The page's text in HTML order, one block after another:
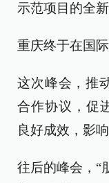
示范项目的全
重庆终于在国
这次峰会，推
合作协议，促
良好成效，影响
往后的峰会，“